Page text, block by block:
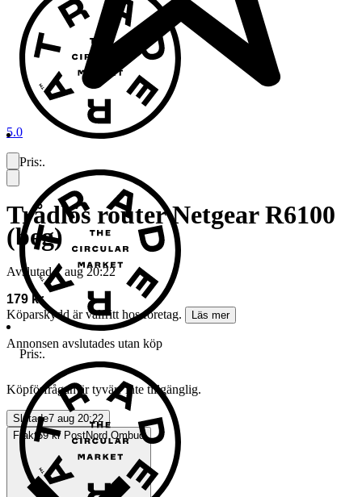
5.0
Trådlös router Netgear R6100
(beg)
Avslutad 7 aug 20:22
179 kr
Köparskydd är valfritt hos företag.
Läs mer
Annonsen avslutades utan köp
Köpförfrågan är tyvärr inte tillgänglig.
Slutade7 aug 20:22
Frakt 59 kr PostNord Ombud
Pris:.
Pris:.